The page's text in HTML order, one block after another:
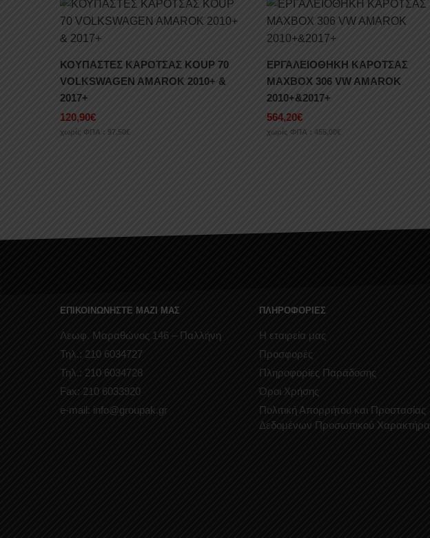
ΚΟΥΠΑΣΤΕΣ ΚΑΡΟΤΣΑΣ KOUP 70
VOLKSWAGEN AMAROK 2010+ &
2017+
120,90€
χωρίς ΦΠΑ :97,50€
ΕΡΓΑΛΕΙΟΘΗΚΗ ΚΑΡΟΤΣΑΣ
MAXBOX 306 VW AMAROK
2010+&2017+
564,20€
χωρίς ΦΠΑ : 455,00 €
ΕΠΙΚΟΙΝΩΝΗΣΤΕ ΜΑΖΙ ΜΑΣ
Λεωφ. Μαραθώνος 146 – Παλλήνη
Τηλ.: 210 6034727
Τηλ.: 210 6034728
Fax: 210 6033920
e-mail: info@groupak.gr
ΠΛΗΡΟΦΟΡΙΕΣ
Η εταιρεία μας
Προσφορές
Πληροφορίες Παράδοσης
Όροι Χρήσης
Πολιτική Απορρήτου και Προστασίας
Δεδομένων Προσωπικού Χαρακτήρα